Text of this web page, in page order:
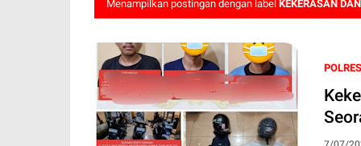
Menampilkan postingan dengan label KEKERASAN